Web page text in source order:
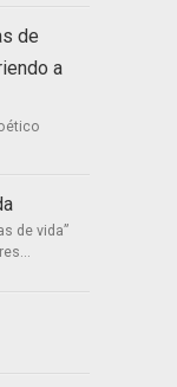
de
a
de vida”